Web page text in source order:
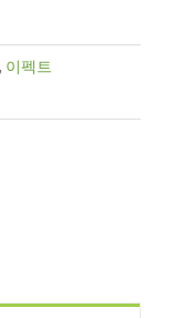
, 이펙트